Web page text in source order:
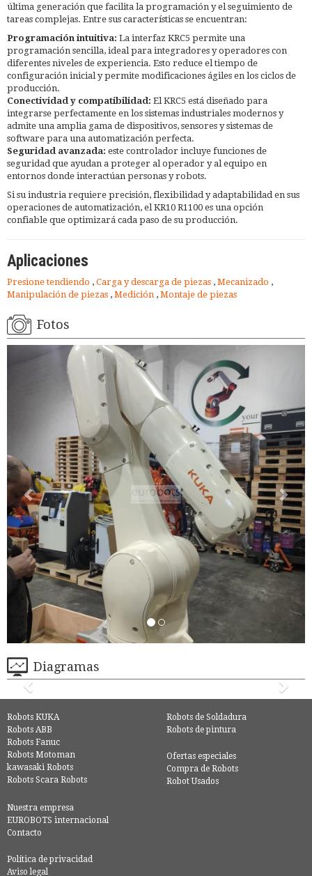
última generación que facilita la programación y el seguimiento de
tareas complejas. Entre sus características se encuentran:
Programación intuitiva: La interfaz KRC5 permite una
programación sencilla, ideal para integradores y operadores con
diferentes niveles de experiencia. Esto reduce el tiempo de
configuración inicial y permite modificaciones ágiles en los ciclos de
producción.
Conectividad y compatibilidad: El KRC5 está diseñado para
integrarse perfectamente en los sistemas industriales modernos y
admite una amplia gama de dispositivos, sensores y sistemas de
software para una automatización perfecta.
Seguridad avanzada: este controlador incluye funciones de
seguridad que ayudan a proteger al operador y al equipo en
entornos donde interactúan personas y robots.
Si su industria requiere precisión, flexibilidad y adaptabilidad en sus
operaciones de automatización, el KR10 R1100 es una opción
confiable que optimizará cada paso de su producción.
Aplicaciones
Presione tendiendo , Carga y descarga de piezas , Mecanizado ,
Manipulación de piezas , Medición , Montaje de piezas
Fotos
Diagramas
Robots KUKA
Robots ABB
Robots Fanuc
Robots Motoman
kawasaki Robots
Robots Scara Robots
Robots de Soldadura
Robots de pintura
Ofertas especiales
Compra de Robots
Robot Usados
Nuestra empresa
EUROBOTS internacional
Contacto
Política de privacidad
Aviso legal